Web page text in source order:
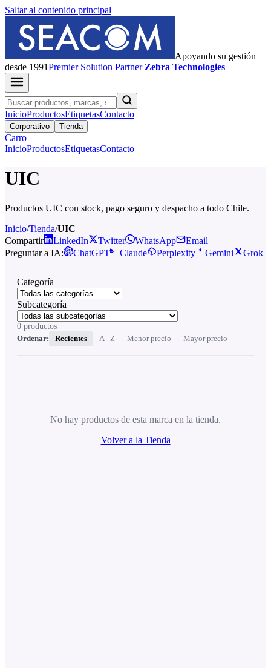
Saltar al contenido principal
Apoyando su gestión
desde 1991PremierSolution Partner Zebra Technologies
InicioProductosEtiquetasContacto
Corporativo Tienda
Carro
InicioProductosEtiquetasContacto
UIC
Productos UIC con stock, pago seguro y despacho a todo Chile.
Inicio/Tienda/UIC
Compartir
LinkedIn Twitter WhatsApp
Email
Preguntar a IA:
ChatGPT Claude Perplexity Gemini Grok
Categoría
Subcategoría
0 productos
Ordenar:
Recientes A - Z Menor precio Mayor precio
No hay productos de esta marca en la tienda.
Volver a la Tienda